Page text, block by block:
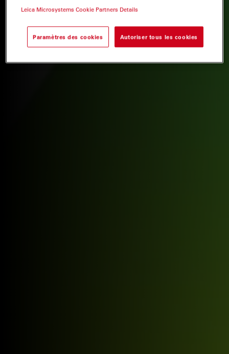
Leica Microsystems Cookie Partners Details
Paramètres des cookies Autoriser tous les cookies